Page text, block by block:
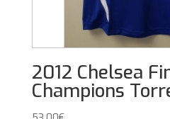
2012 Chelsea
Champions